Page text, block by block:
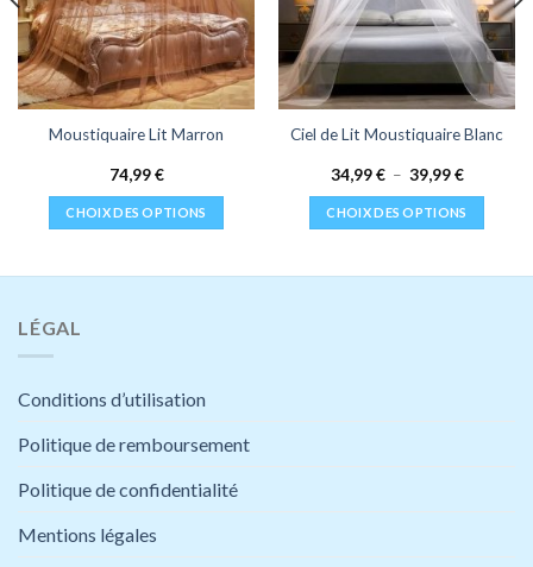
Moustiquaire Lit Marron
74,99€
CHOIX DES OPTIONS
options
être
sur
page
Ciel de Lit Moustiquaire Blanc
34,99€ – 39,99€Plage
prix :
34,99 €
à
CHOIX DES OPTIONS
LÉGAL
Conditions d’utilisation
Politique de remboursement
Politique de confidentialité
Mentions légales